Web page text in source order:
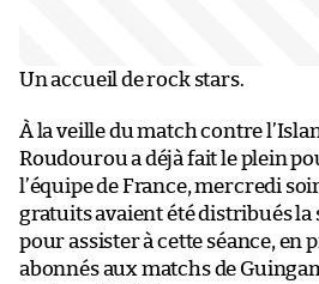
Un accueil de rock stars.
À la veille du match contre
Roudourou a déjà fait le plein
l’équipe de France, mercredi
gratuits avaient été distribués la
pour assister à cette séance, en
abonnés aux matchs de